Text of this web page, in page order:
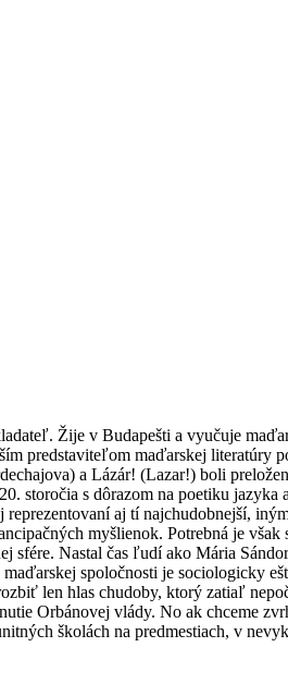
Žije v Budapešti a vyučuje
predstaviteľom maďarskej
a Lázár! (Lazar!) boli
storočia s dôrazom na poetiku
aj tí najchudobnejší,
myšlienok. Potrebná je
Nastal čas ľudí ako Mária
spoločnosti je sociologicky
len hlas chudoby, ktorý zatiaľ
Orbánovej vlády. No ak chceme
školách na predmestiach, v